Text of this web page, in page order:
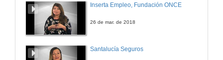
Inserta Empleo, Fundación ONCE
26 de mar. de 2018
Santalucía Seguros